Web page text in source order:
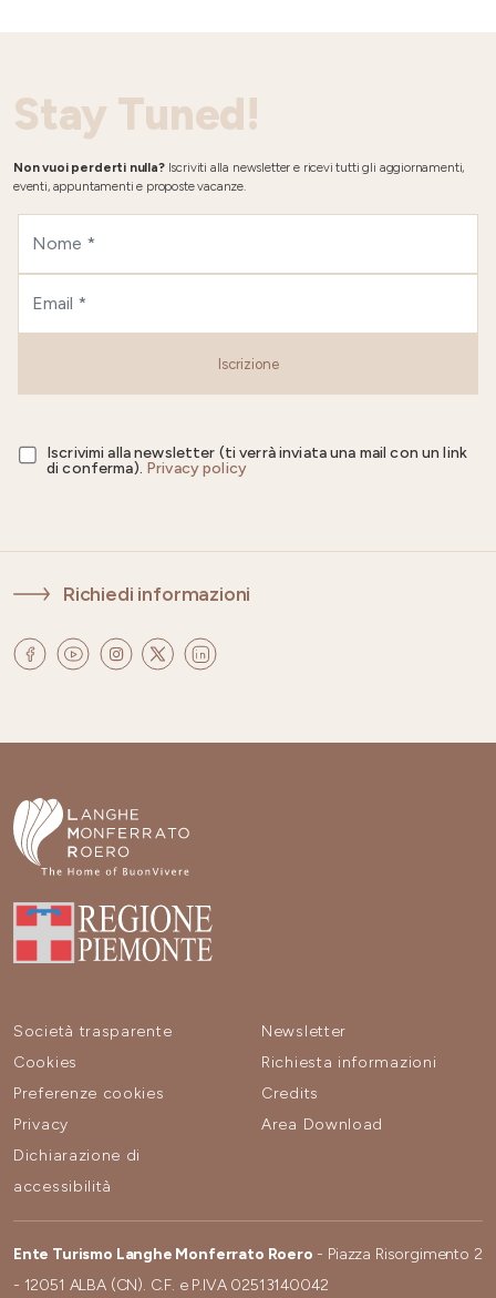
Stay Tuned!
Non vuoi perderti nulla?Iscriviti alla newsletter e ricevi tutti gli aggiornamenti,
eventi, appuntamenti e proposte vacanze.
Iscrizione
Iscrivimi alla newsletter (ti verrà inviata una mail con un link
di conferma). Privacy policy
Richiedi informazioni
Società trasparente
Cookies
Preferenze cookies
Privacy
Dichiarazione di
accessibilità
Newsletter
Richiesta informazioni
Credits
Area Download
Ente Turismo Langhe Monferrato Roero - Piazza Risorgimento 2
- 12051 ALBA (CN). C.F. e P.IVA 02513140042